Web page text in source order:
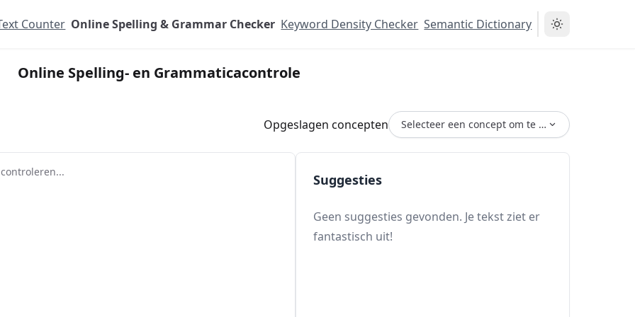
Counter Online Spelling & Grammar Checker Keyword Density Checker Semantic Dictionary
Online Spelling- en Grammaticacontrole
Opgeslagen concepten Selecteer een concept om te herstellen...
Suggesties
Geen suggesties gevonden. Je tekst ziet er
fantastisch uit!